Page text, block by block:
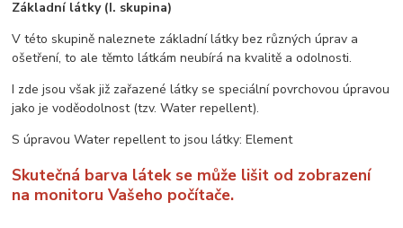
Základní látky (I. skupina)
V této skupině naleznete základní látky bez různých úprav a
ošetření, to ale těmto látkám neubírá na kvalitě a odolnosti.
I zde jsou však již zařazené látky se speciální povrchovou úpravou
jako je voděodolnost (tzv. Water repellent).
S úpravou Water repellent to jsou látky: Element
Skutečná barva látek se může lišit od zobrazení
na monitoru Vašeho počítače.